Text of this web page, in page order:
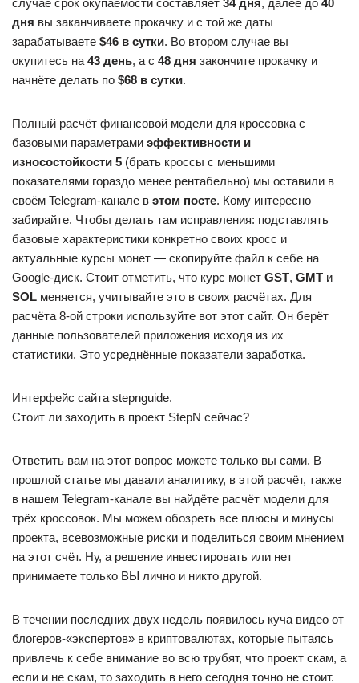
случае срок окупаемости составляет 34 дня, далее до 40
дня вы заканчиваете прокачку и с той же даты
зарабатываете $46 в сутки. Во втором случае вы
окупитесь на 43 день, а с 48 дня закончите прокачку и
начнёте делать по $68 в сутки.
Полный расчёт финансовой модели для кроссовка с
базовыми параметрами эффективности и
износостойкости 5 (брать кроссы с меньшими
показателями гораздо менее рентабельно) мы оставили в
своём Telegram-канале в этом посте. Кому интересно —
забирайте. Чтобы делать там исправления: подставлять
базовые характеристики конкретно своих кросс и
актуальные курсы монет — скопируйте файл к себе на
Google-диск. Стоит отметить, что курс монет GST, GMT и
SOL меняется, учитывайте это в своих расчётах. Для
расчёта 8-ой строки используйте вот этот сайт. Он берёт
данные пользователей приложения исходя из их
статистики. Это усреднённые показатели заработка.
Интерфейс сайта stepnguide.
Стоит ли заходить в проект StepN сейчас?
Ответить вам на этот вопрос можете только вы сами. В
прошлой статье мы давали аналитику, в этой расчёт, также
в нашем Telegram-канале вы найдёте расчёт модели для
трёх кроссовок. Мы можем обозреть все плюсы и минусы
проекта, всевозможные риски и поделиться своим мнением
на этот счёт. Ну, а решение инвестировать или нет
принимаете только ВЫ лично и никто другой.
В течении последних двух недель появилось куча видео от
блогеров-«экспертов» в криптовалютах, которые пытаясь
привлечь к себе внимание во всю трубят, что проект скам, а
если и не скам, то заходить в него сегодня точно не стоит.